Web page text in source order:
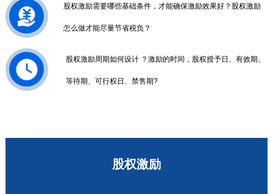
股权激励需要哪些基础条件，才能确保激励效果好？股权激励
怎么做才能尽量节省税负？
股权激励周期如何设计 ？激励的时间，股权授予日、有效期、
等待期、可行权日、禁售期?
股权激励